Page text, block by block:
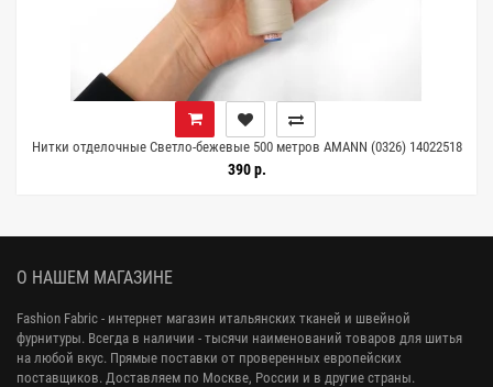
Нитки отделочные Светло-бежевые 500 метров AMANN (0326) 14022518
390 р.
О НАШЕМ МАГАЗИНЕ
Fashion Fabric - интернет магазин итальянских тканей и швейной
фурнитуры. Всегда в наличии - тысячи наименований товаров для шитья
на любой вкус. Прямые поставки от проверенных европейских
поставщиков. Доставляем по Москве, России и в другие страны.